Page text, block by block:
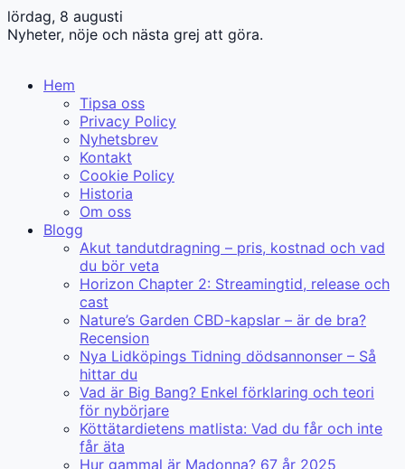
lördag, 8 augusti
Nyheter, nöje och nästa grej att göra.
Hem
Tipsa oss
Privacy Policy
Nyhetsbrev
Kontakt
Cookie Policy
Historia
Om oss
Blogg
Akut tandutdragning – pris, kostnad och vad
du bör veta
Horizon Chapter 2: Streamingtid, release och
cast
Nature’s Garden CBD-kapslar – är de bra?
Recension
Nya Lidköpings Tidning dödsannonser – Så
hittar du
Vad är Big Bang? Enkel förklaring och teori
för nybörjare
Köttätardietens matlista: Vad du får och inte
får äta
Hur gammal är Madonna? 67 år 2025